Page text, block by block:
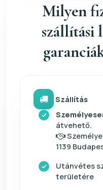
Milyen
szállítási
Szállítás
átvehető.
1139
Utánvétes
területére